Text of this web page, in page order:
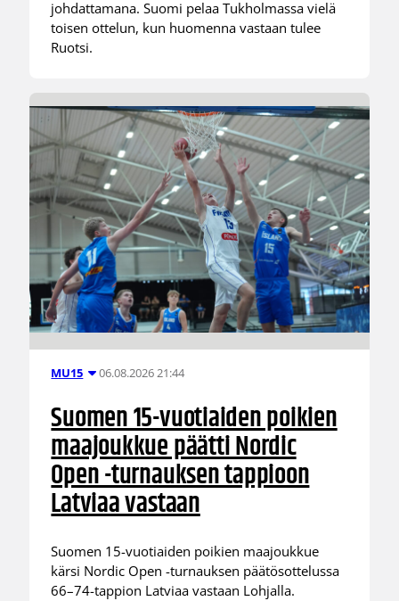
johdattamana. Suomi pelaa Tukholmassa vielä
toisen ottelun, kun huomenna vastaan tulee
Ruotsi.
MU15 06.08.2026 21:44
Suomen 15-vuotiaiden poikien
maajoukkue päätti Nordic
Open -turnauksen tappioon
Latviaa vastaan
Suomen 15-vuotiaiden poikien maajoukkue
kärsi Nordic Open -turnauksen päätösottelussa
66–74-tappion Latviaa vastaan Lohjalla.